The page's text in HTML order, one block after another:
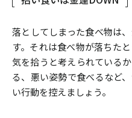
落としてしまった食べ物は
す。それは食べ物が落ちた
気を拾うと考えられている
る、悪い姿勢で食べるなど
い行動を控えましょう。